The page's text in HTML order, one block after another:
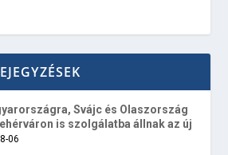
Svájc és Olaszország
is szolgálatba állnak az új
06